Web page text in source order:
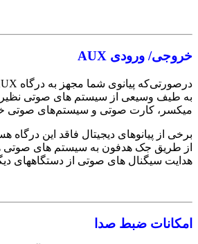
خروجی/ ورودی AUX
به طیف وسیعی از سیستم های صوتی نظیر
میکسر، کارت صوتی و سیستم‌های صوتی
برخی از پیانوهای دیجیتال فاقد این درگاه
از طریق جک هدفون به سیستم های صوتی
هدایت سیگنال های صوتی از دستگاههای
امکانات ضبط صدا